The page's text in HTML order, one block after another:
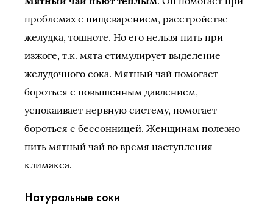
проблемах с пищеварением, расстройстве
желудка, тошноте. Но его нельзя пить при
изжоге, т.к. мята стимулирует выделение
желудочного сока. Мятный чай помогает
бороться с повышенным давлением,
успокаивает нервную систему, помогает
бороться с бессонницей. Женщинам полезно
пить мятный чай во время наступления
климакса.
Натуральные соки